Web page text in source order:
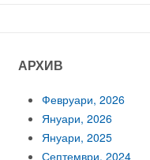
АРХИВ
Февруари, 2026
Януари, 2026
Януари, 2025
Септември, 2024